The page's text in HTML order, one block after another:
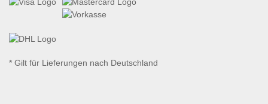
* Gilt für Lieferungen nach Deutschland